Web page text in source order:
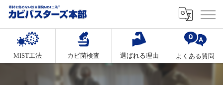
MIST工法 カビ菌検査 選ばれる理由 よくある質問